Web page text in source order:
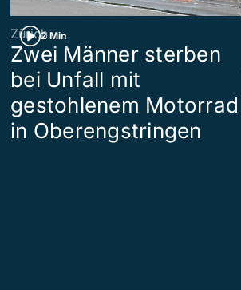
2 Min
Zürich
Zwei Männer sterben
bei Unfall mit
gestohlenem Motorrad
in Oberengstringen